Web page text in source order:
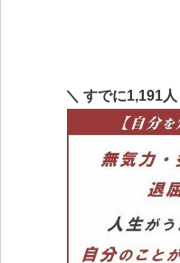
＼ すでに1,191